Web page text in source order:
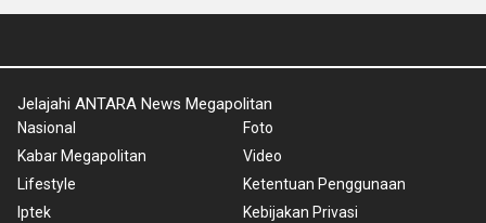
Jelajahi ANTARA News Megapolitan
Nasional
Kabar Megapolitan
Lifestyle
Iptek
Foto
Video
Ketentuan Penggunaan
Kebijakan Privasi